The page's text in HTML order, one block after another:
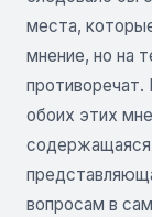
места,
мнение, но на
обоих этих
содержащаяся
вопросам в